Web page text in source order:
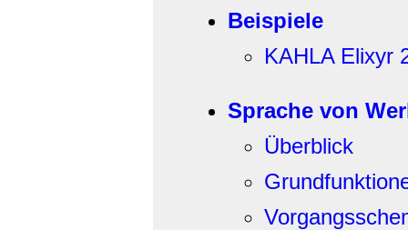
Beispiele
KAHLA Elixyr
Sprache von
Überblick